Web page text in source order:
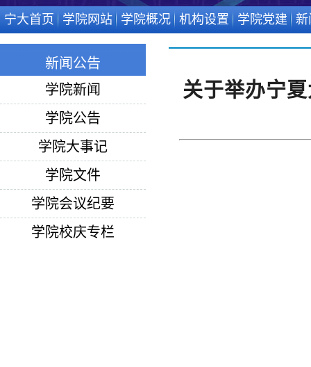
宁大首页 学院网站 学院概况 机构设置 学院党建 新
新闻公告
学院新闻
学院公告
学院大事记
学院文件
学院会议纪要
学院校庆专栏
关于举办宁